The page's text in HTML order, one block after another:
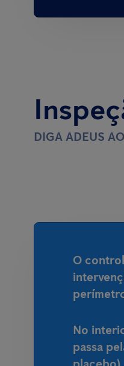
DIGA ADEUS
O
No
passa